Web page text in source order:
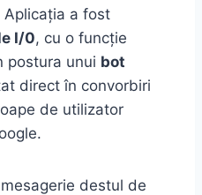
Aplicația a fost
I/0, cu o funcție
postura unui bot
direct în convorbiri
de utilizator
destul de